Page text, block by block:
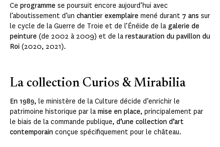
Ce programme se poursuit encore aujourd’hui avec
l’aboutissement d’un chantier exemplaire mené durant 7 ans sur
le cycle de la Guerre de Troie et de l’Énéide de la galerie de
peinture (de 2002 à 2009) et de la restauration du pavillon du
Roi (2020, 2021).
La collection Curios & Mirabilia
En 1989, le ministère de la Culture décide d’enrichir le
patrimoine historique par la mise en place, principalement par
le biais de la commande publique, d’une collection d’art
contemporain conçue spécifiquement pour le château.